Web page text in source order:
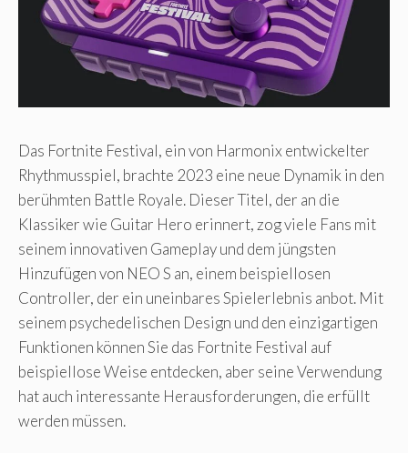
Das Fortnite Festival, ein von Harmonix entwickelter
Rhythmusspiel, brachte 2023 eine neue Dynamik in den
berühmten Battle Royale. Dieser Titel, der an die
Klassiker wie Guitar Hero erinnert, zog viele Fans mit
seinem innovativen Gameplay und dem jüngsten
Hinzufügen von NEO S an, einem beispiellosen
Controller, der ein uneinbares Spielerlebnis anbot. Mit
seinem psychedelischen Design und den einzigartigen
Funktionen können Sie das Fortnite Festival auf
beispiellose Weise entdecken, aber seine Verwendung
hat auch interessante Herausforderungen, die erfüllt
werden müssen.